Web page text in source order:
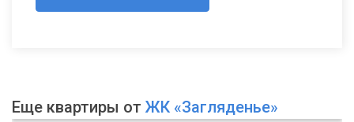
Еще квартиры от ЖК «Загляденье»